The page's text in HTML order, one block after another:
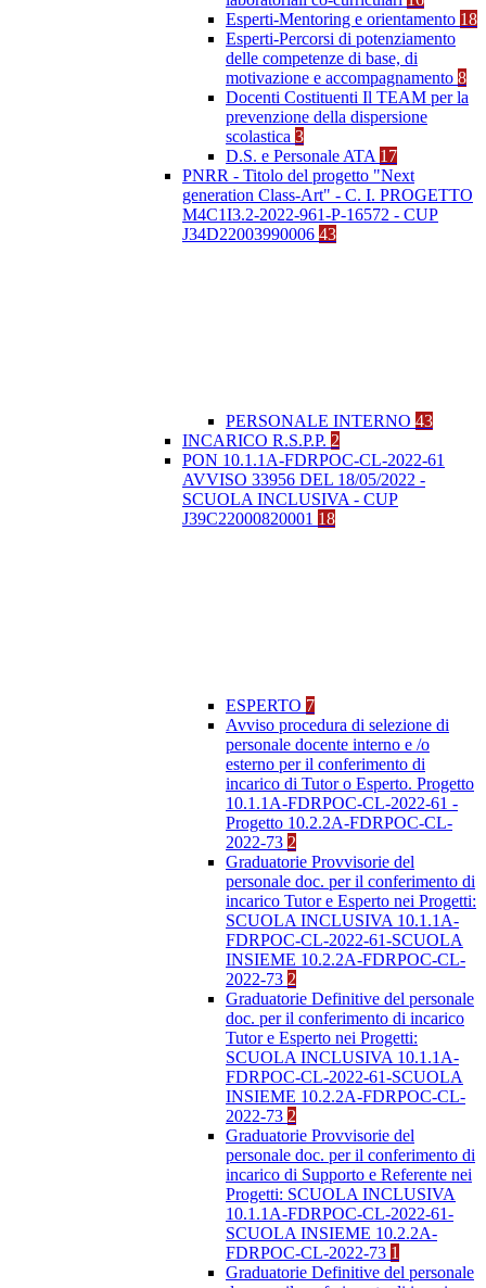
Esperti-Mentoring e orientamento 18
Esperti-Percorsi di potenziamento
delle competenze di base, di
motivazione e accompagnamento 8
Docenti Costituenti Il TEAM per la
prevenzione della dispersione
scolastica 3
D.S. e Personale ATA 17
PNRR - Titolo del progetto "Next
generation Class-Art" - C. I. PROGETTO
M4C1I3.2-2022-961-P-16572 - CUP
J34D22003990006 43
PERSONALE INTERNO 43
INCARICO R.S.P.P. 2
PON 10.1.1A-FDRPOC-CL-2022-61
AVVISO 33956 DEL 18/05/2022 -
SCUOLA INCLUSIVA - CUP
J39C22000820001 18
ESPERTO 7
Avviso procedura di selezione di
personale docente interno e /o
esterno per il conferimento di
incarico di Tutor o Esperto. Progetto
10.1.1A-FDRPOC-CL-2022-61 -
Progetto 10.2.2A-FDRPOC-CL-
2022-73 2
Graduatorie Provvisorie del
personale doc. per il conferimento di
incarico Tutor e Esperto nei Progetti:
SCUOLA INCLUSIVA 10.1.1A-
FDRPOC-CL-2022-61-SCUOLA
INSIEME 10.2.2A-FDRPOC-CL-
2022-73 2
Graduatorie Definitive del personale
doc. per il conferimento di incarico
Tutor e Esperto nei Progetti:
SCUOLA INCLUSIVA 10.1.1A-
FDRPOC-CL-2022-61-SCUOLA
INSIEME 10.2.2A-FDRPOC-CL-
2022-73 2
Graduatorie Provvisorie del
personale doc. per il conferimento di
incarico di Supporto e Referente nei
Progetti: SCUOLA INCLUSIVA
10.1.1A-FDRPOC-CL-2022-61-
SCUOLA INSIEME 10.2.2A-
FDRPOC-CL-2022-73 1
Graduatorie Definitive del personale